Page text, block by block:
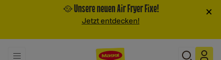
🥘 Unsere neuen Air Fryer Fixe!
Jetzt entdecken!
×